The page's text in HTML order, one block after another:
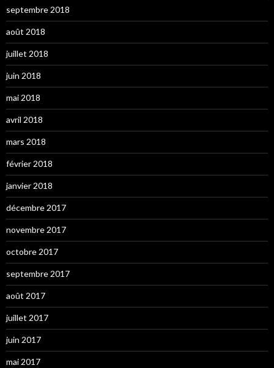
septembre 2018
août 2018
juillet 2018
juin 2018
mai 2018
avril 2018
mars 2018
février 2018
janvier 2018
décembre 2017
novembre 2017
octobre 2017
septembre 2017
août 2017
juillet 2017
juin 2017
mai 2017